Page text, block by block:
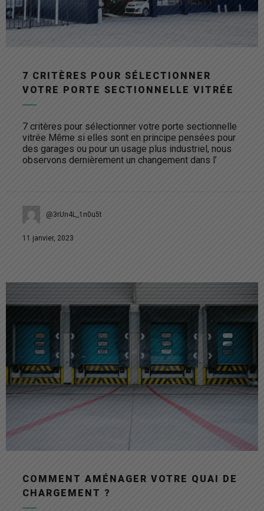
7 CRITÈRES POUR SÉLECTIONNER
VOTRE PORTE SECTIONNELLE VITRÉE
7 critères pour sélectionner votre porte sectionnelle
vitrée Même si elles sont en principe pensées pour
des garages ou pour un usage plus industriel, nous
observons dernièrement un changement dans l’
@3rUn4L_1n0u5t
11 janvier, 2023
COMMENT AMÉNAGER VOTRE QUAI DE
CHARGEMENT ?